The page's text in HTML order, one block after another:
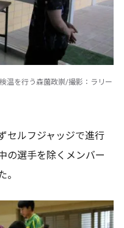
温を行う森薗政崇/撮影：ラリー
セルフジャッジで進行
の選手を除くメンバー